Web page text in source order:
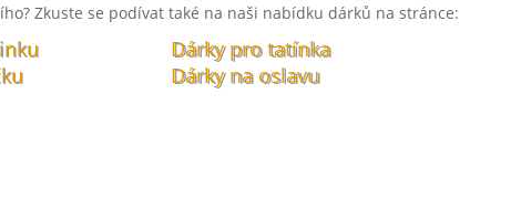
Zkuste se podívat také na naši nabídku dárků na stránce:
Dárky pro tatínka
Dárky na oslavu